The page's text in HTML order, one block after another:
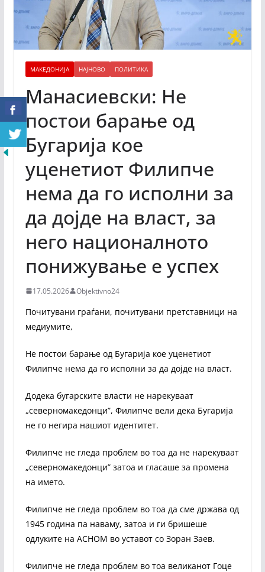
МАКЕДОНИЈА НАЈНОВО ПОЛИТИКА
Манасиевски: Не
постои барање од
Бугарија кое
уценетиот Филипче
нема да го исполни за
да дојде на власт, за
него националното
понижување е успех
17.05.2026 Objektivno24
Почитувани граѓани, почитувани претставници на
медиумите,
Не постои барање од Бугарија кое уценетиот
Филипче нема да го исполни за да дојде на власт.
Додека бугарските власти не нарекуваат
„северномакедонци”, Филипче вели дека Бугарија
не го негира нашиот идентитет.
Филипче не гледа проблем во тоа да не нарекуваат
„северномакедонци” затоа и гласаше за промена
на името.
Филипче не гледа проблем во тоа да сме држава од
1945 година па наваму, затоа и ги бришеше
одлуките на АСНОМ во уставот со Зоран Заев.
Филипче не гледа проблем во тоа великанот Гоце